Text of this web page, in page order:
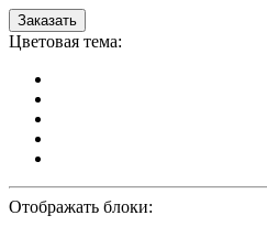
Цветовая тема:
Отображать блоки: